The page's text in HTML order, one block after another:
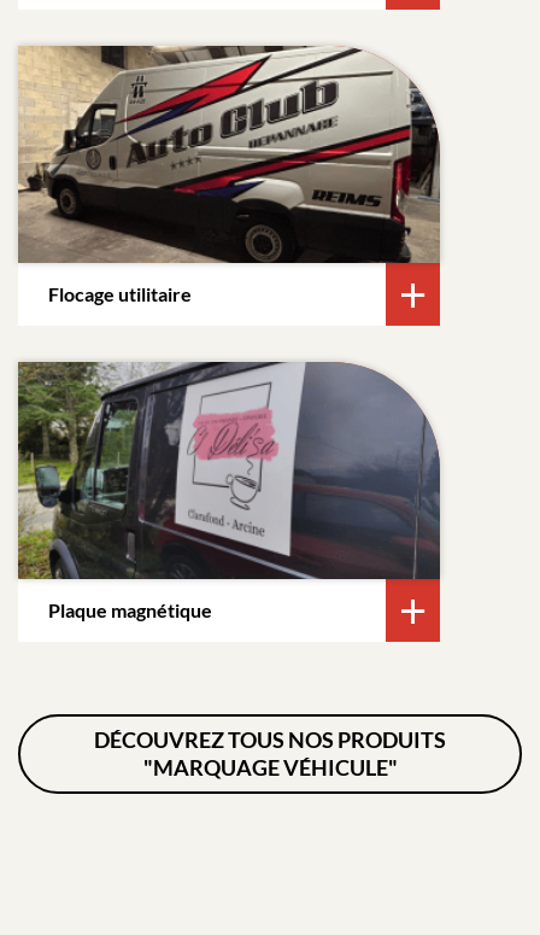
Flocage utilitaire
Plaque magnétique
DÉCOUVREZ TOUS NOS PRODUITS
"MARQUAGE VÉHICULE"